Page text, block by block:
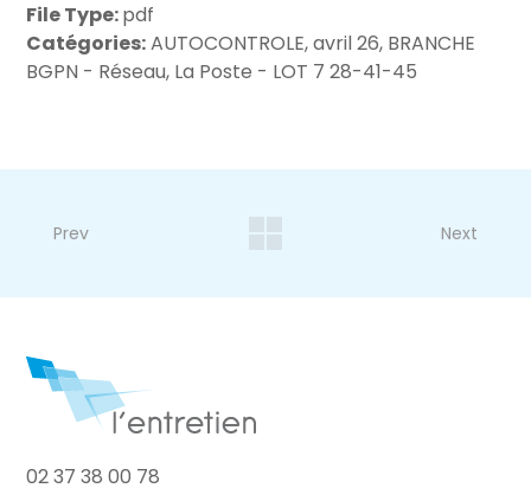
File Type:pdf
Catégories:AUTOCONTROLE, avril 26, BRANCHE
BGPN - Réseau, La Poste - LOT 7 28-41-45
Prev Next
02 37 38 00 78